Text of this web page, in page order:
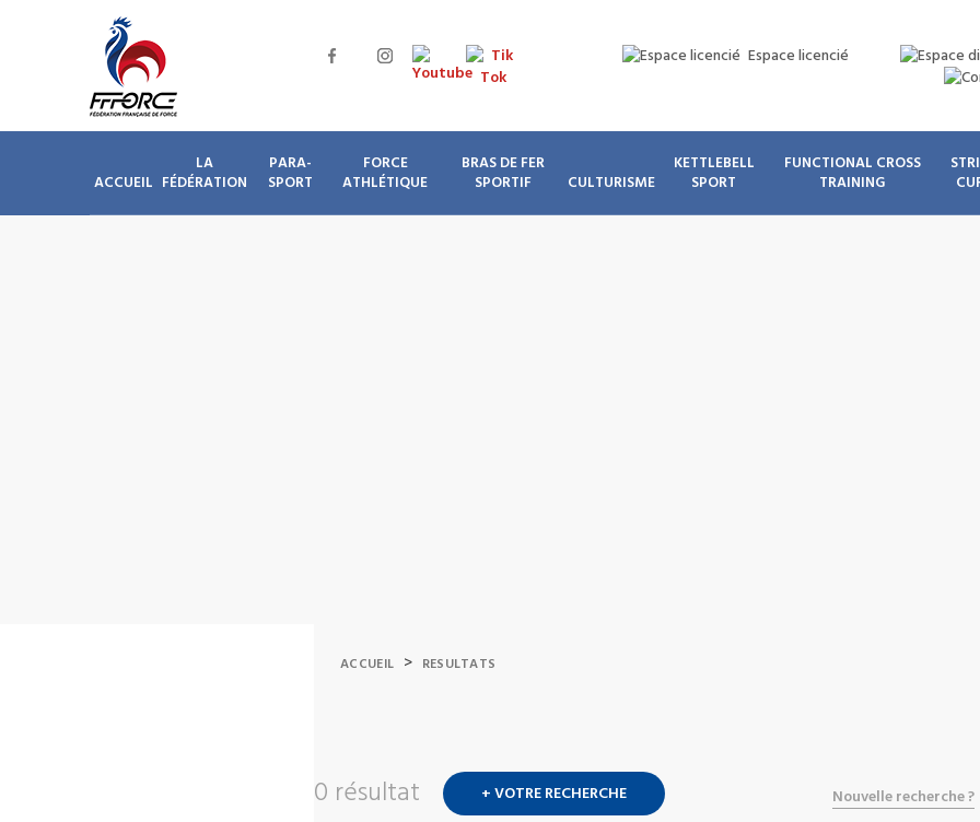
Espace licencié
ACCUEIL
LA
FÉDÉRATION
PARA-
SPORT
FORCE
ATHLÉTIQUE
BRAS DE FER
SPORTIF
CULTURISME
KETTLEBELL
SPORT
FUNCTIONAL CROSS
TRAINING
ACCUEIL > RESULTATS
0 résultat + VOTRE RECHERCHE Nouvelle recherche ?